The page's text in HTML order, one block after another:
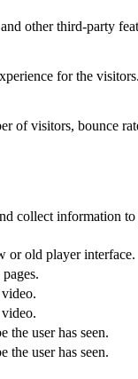
other third-party
for the visitors.
of visitors, bounce
collect information
or old player interface.
the user has seen.
the user has seen.